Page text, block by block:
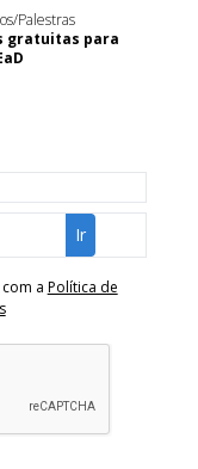
Palestras
gratuitas para
a Política de